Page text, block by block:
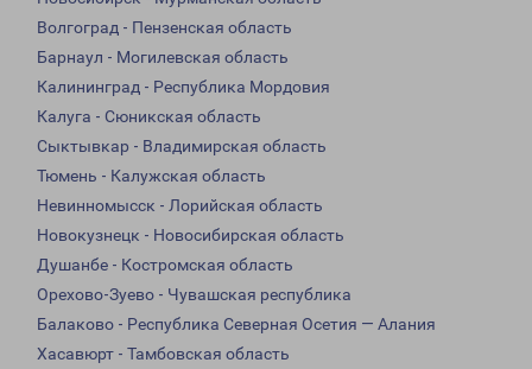
Волгоград - Пензенская область
Барнаул - Могилевская область
Калининград - Республика Мордовия
Калуга - Сюникская область
Сыктывкар - Владимирская область
Тюмень - Калужская область
Невинномысск - Лорийская область
Новокузнецк - Новосибирская область
Душанбе - Костромская область
Орехово-Зуево - Чувашская республика
Балаково - Республика Северная Осетия — Алания
Хасавюрт - Тамбовская область